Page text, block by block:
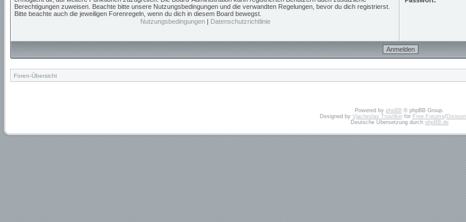
Berechtigungen zuweisen. Beachte bitte unsere Nutzungsbedingungen und die verwandten Regelungen, bevor du dich registrierst.
Bitte beachte auch die jeweiligen Forenregeln, wenn du dich in diesem Board bewegst.
Nutzungsbedingungen| Datenschutzrichtlinie
Foren-Übersicht
Powered by phpBB © phpBB Group.
Designed by Vjacheslav Trushkinfor Free Forums/
Deutsche Übersetzung durch phpBB.de